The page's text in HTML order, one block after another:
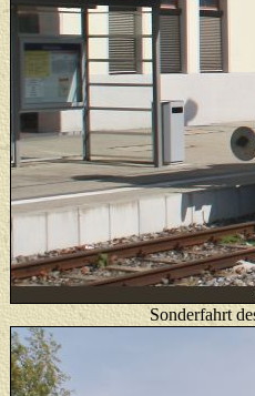
Sonderfahrt